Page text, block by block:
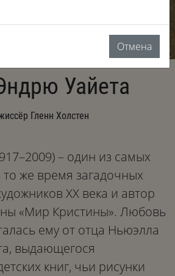
Уайета
Гленн Холстен
– один из самых
то же время загадочных
XX века и автор
«Мир Кристины». Любовь
ему от отца Ньюэлла
выдающегося
книг, чьи рисунки
Отмена